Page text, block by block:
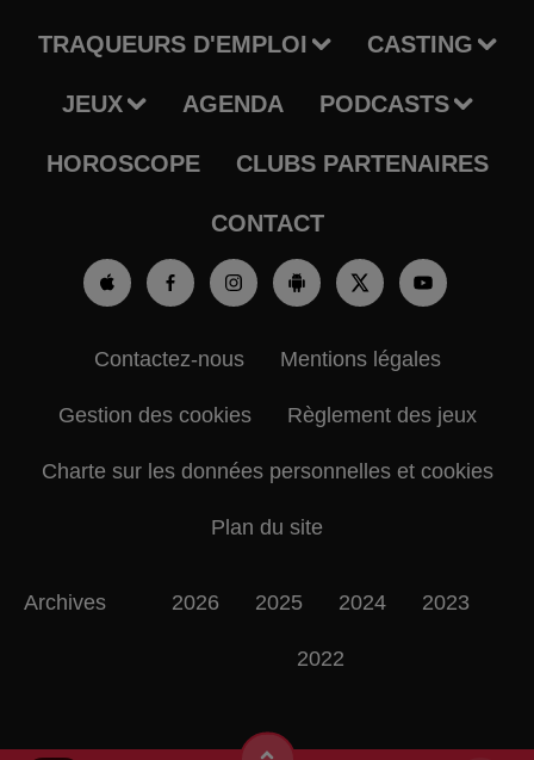
TRAQUEURS D'EMPLOI CASTING
JEUX AGENDA PODCASTS
HOROSCOPE CLUBS PARTENAIRES
CONTACT
Contactez-nous Mentions légales
Gestion des cookies Règlement des jeux
Charte sur les données personnelles et cookies
Plan du site
Archives 2026 2025 2024 2023
2022